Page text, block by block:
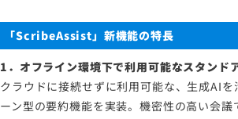
「ScribeAssist」新機能の特長
1．オフライン環境下で利用可能なスタンド
クラウドに接続せずに利用可能な、生成AIを
ーン型の要約機能を実装。機密性の高い会議